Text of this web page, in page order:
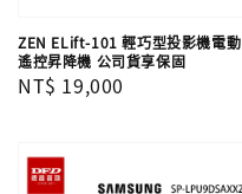
ZEN ELift-101 輕巧型投影機電動
遙控昇降機 公司貨享保固
Regular
NT$ 19,000